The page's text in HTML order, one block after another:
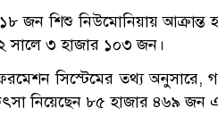
জন শিশু নিউমোনিয়ায় আক্রান্ত
সালে ৩ হাজার ১০৩ জন।
সিস্টেমের তথ্য অনুসারে,
নিয়েছেন ৮৫ হাজার ৪৬৯ জন